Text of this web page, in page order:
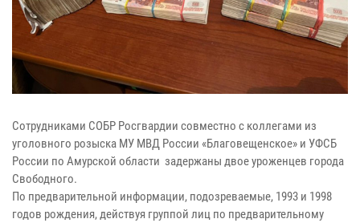
Сотрудниками СОБР Росгвардии совместно с коллегами из
уголовного розыска МУ МВД России «Благовещенское» и УФСБ
России по Амурской области задержаны двое уроженцев города
Свободного.
По предварительной информации, подозреваемые, 1993 и 1998
годов рождения, действуя группой лиц по предварительному